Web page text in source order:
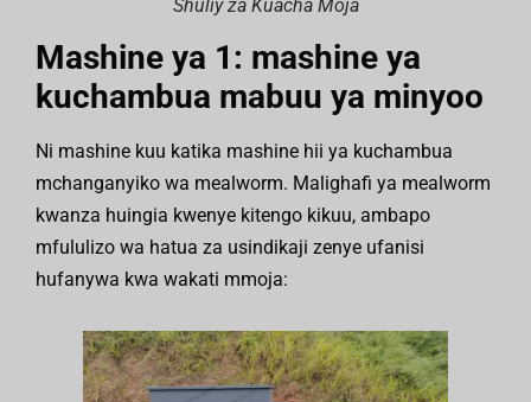
Shuliy za Kuacha Moja
Mashine ya 1: mashine ya
kuchambua mabuu ya minyoo
Ni mashine kuu katika mashine hii ya kuchambua
mchanganyiko wa mealworm. Malighafi ya mealworm
kwanza huingia kwenye kitengo kikuu, ambapo
mfululizo wa hatua za usindikaji zenye ufanisi
hufanywa kwa wakati mmoja: